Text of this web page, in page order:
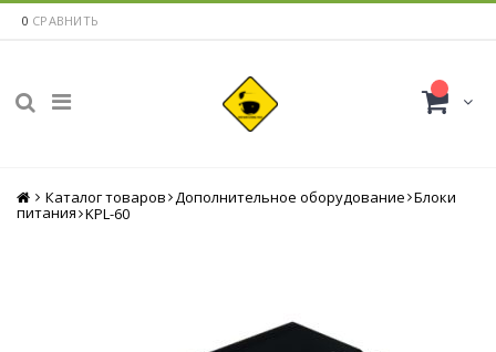
0 СРАВНИТЬ
Главная
Каталог товаров Дополнительное оборудование Блоки
питания KPL-60